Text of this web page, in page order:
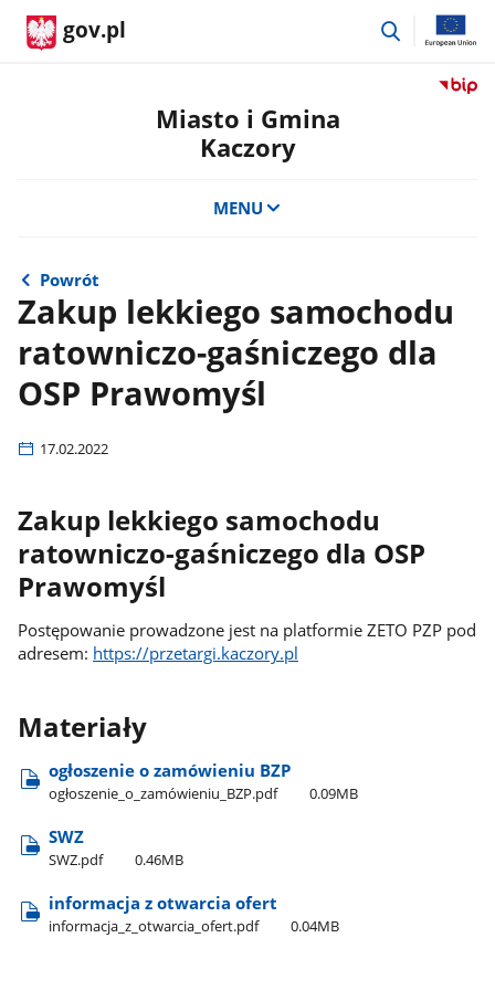
gov.pl
przejdź
Przejdź
Miasto i Gmina
Kaczory
MENU
Powrót
Zakup lekkiego samochodu
ratowniczo-gaśniczego dla
OSP Prawomyśl
17.02.2022
Zakup lekkiego samochodu
ratowniczo-gaśniczego dla OSP
Prawomyśl
Postępowanie prowadzone jest na platformie ZETO PZP pod
adresem: https://przetargi.kaczory.pl
Materiały
ogłoszenie o zamówieniu BZP
ogłoszenie​_o​_zamówieniu​_BZP.pdf 0.09MB
SWZ
SWZ.pdf 0.46MB
informacja z otwarcia ofert
informacja​_z​_otwarcia​_ofert.pdf 0.04MB